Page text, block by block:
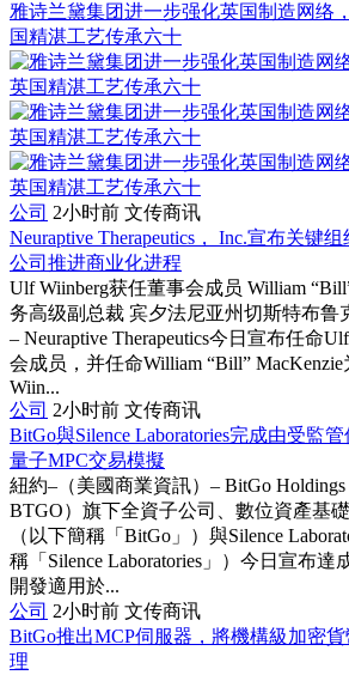
雅诗兰黛集团进一步强化英国制造网络
国精湛工艺传承六十
公司 2小时前 文传商讯
Neuraptive Therapeutics， Inc.宣布关键
公司推进商业化进程
Ulf Wiinberg获任董事会成员 William
务高级副总裁 宾夕法尼亚州切斯特布鲁
– Neuraptive Therapeutics今日宣布任命
会成员，并任命William “Bill” MacKenzie
Wiin...
公司 2小时前 文传商讯
BitGo與Silence Laboratories完成由受監
量子MPC交易模擬
紐約–（美國商業資訊）– BitGo Holdings
BTGO）旗下全資子公司、數位資產基
（以下簡稱「BitGo」）與Silence
稱「Silence Laboratories」）今日宣布達
開發適用於...
公司 2小时前 文传商讯
BitGo推出MCP伺服器，將機構級加密
理